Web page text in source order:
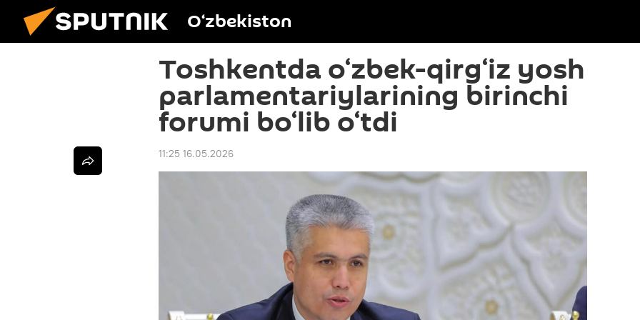
O‘zbekiston
Toshkentda o‘zbek-qirg‘iz yosh
parlamentariylarining birinchi
forumi bo‘lib o‘tdi
11:25 16.05.2026